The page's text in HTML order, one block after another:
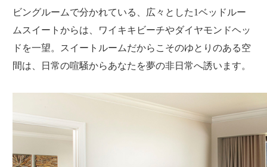
ビングルームで分かれている、広々とした1ベッドルー
ムスイートからは、ワイキキビーチやダイヤモンドヘッ
ドを一望。スイートルームだからこそのゆとりのある空
間は、日常の喧騒からあなたを夢の非日常へ誘います。